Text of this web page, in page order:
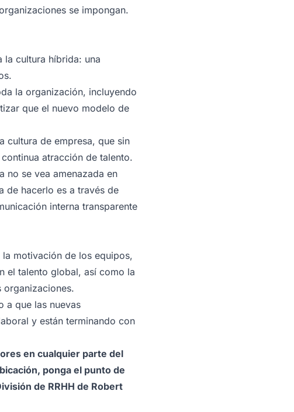
se impongan.
la cultura híbrida: una
la organización, incluyendo
que el nuevo modelo de
cultura de empresa, que sin
atracción de talento.
no se vea amenazada en
de hacerlo es a través de
interna transparente
motivación de los equipos,
el talento global, así como la
organizaciones.
a que las nuevas
y están terminando con
en cualquier parte del
ponga el punto de
de RRHH de Robert